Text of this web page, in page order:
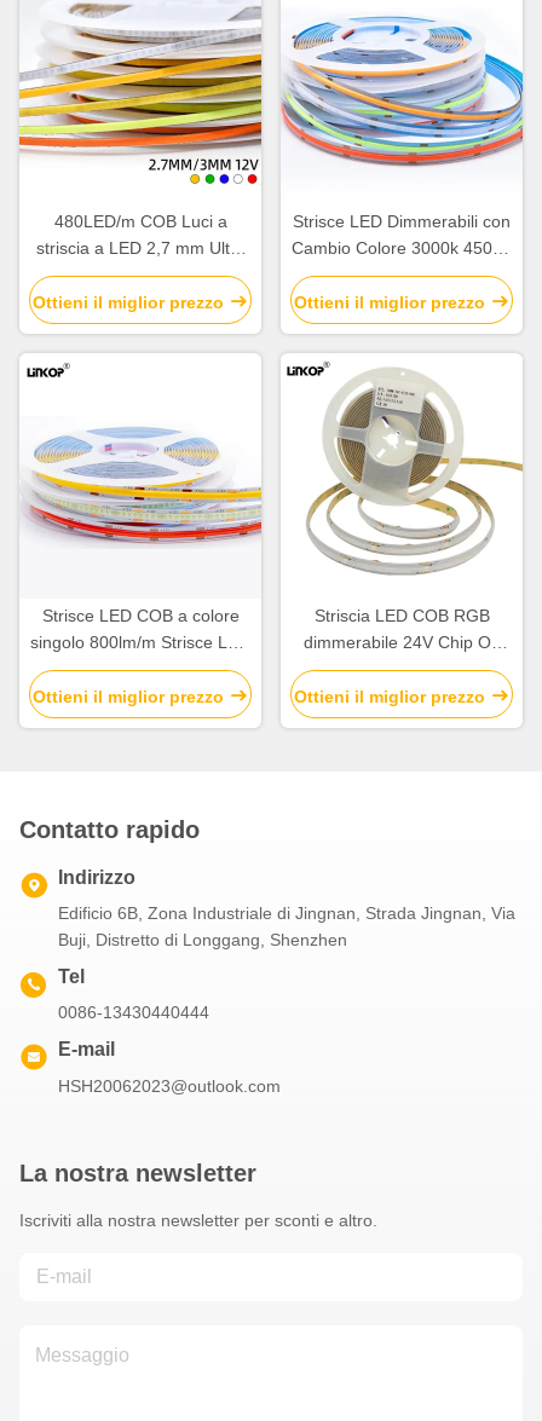
480LED/m COB Luci a
striscia a LED 2,7 mm Ultra
strette Luci a striscia
morbida a LED
Ottieni il miglior prezzo
Strisce LED Dimmerabili con
Cambio Colore 3000k 4500K
6000K
Ottieni il miglior prezzo
Strisce LED COB a colore
singolo 800lm/m Strisce LED
12v Dimmerabili
Ottieni il miglior prezzo
Striscia LED COB RGB
dimmerabile 24V Chip On
Board
Ottieni il miglior prezzo
Contatto rapido
Indirizzo
Edificio 6B, Zona Industriale di Jingnan, Strada Jingnan, Via
Buji, Distretto di Longgang, Shenzhen
Tel
0086-13430440444
E-mail
HSH20062023@outlook.com
La nostra newsletter
Iscriviti alla nostra newsletter per sconti e altro.